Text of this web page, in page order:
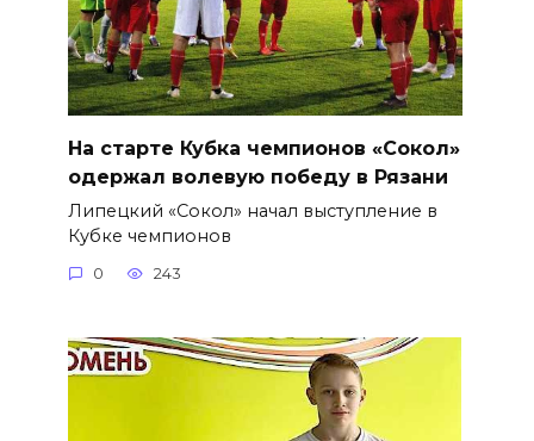
На старте Кубка чемпионов «Сокол»
одержал волевую победу в Рязани
Липецкий «Сокол» начал выступление в
Кубке чемпионов
0 243